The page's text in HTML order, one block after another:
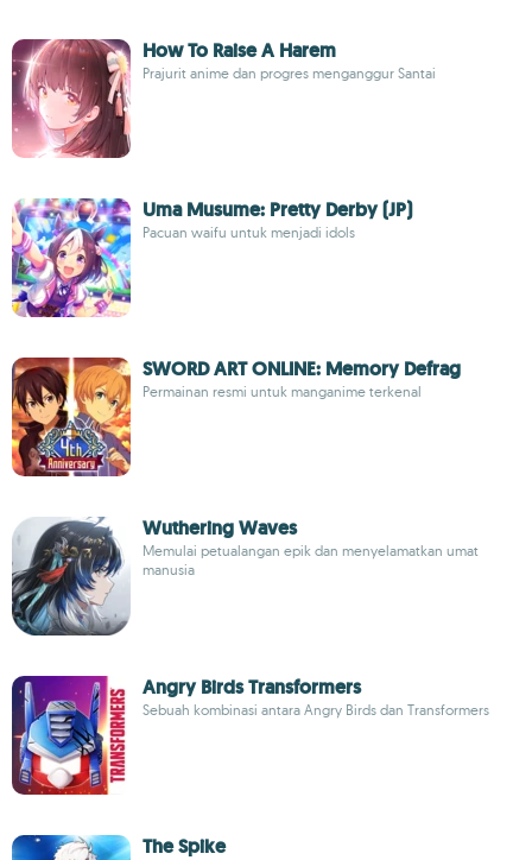
How To Raise A Harem
Prajurit anime dan progres menganggur Santai
Uma Musume: Pretty Derby (JP)
Pacuan waifu untuk menjadi idols
SWORD ART ONLINE: Memory Defrag
Permainan resmi untuk manganime terkenal
Wuthering Waves
Memulai petualangan epik dan menyelamatkan umat
manusia
Angry Birds Transformers
Sebuah kombinasi antara Angry Birds dan Transformers
The Spike